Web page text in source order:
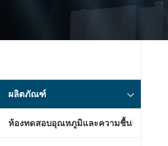
ผลิตภัณฑ์
ห้องทดสอบอุณหภูมิและความชื้น